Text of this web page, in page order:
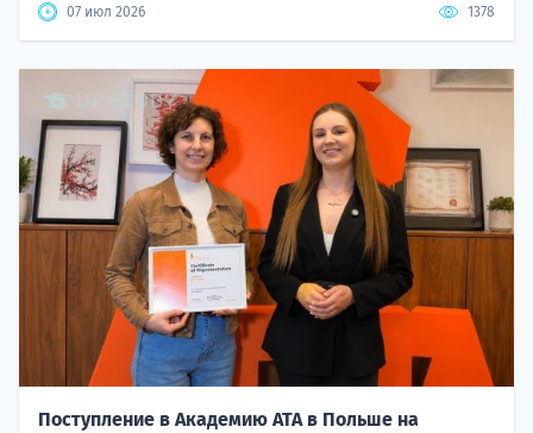
07 июл 2026 1378
Поступление в Академию ATA в Польше на